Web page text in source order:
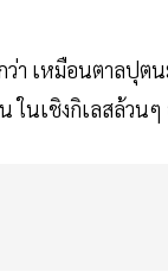
ว่า เหมือนตาลปุต
นเชิงกิเลสล้วนๆ